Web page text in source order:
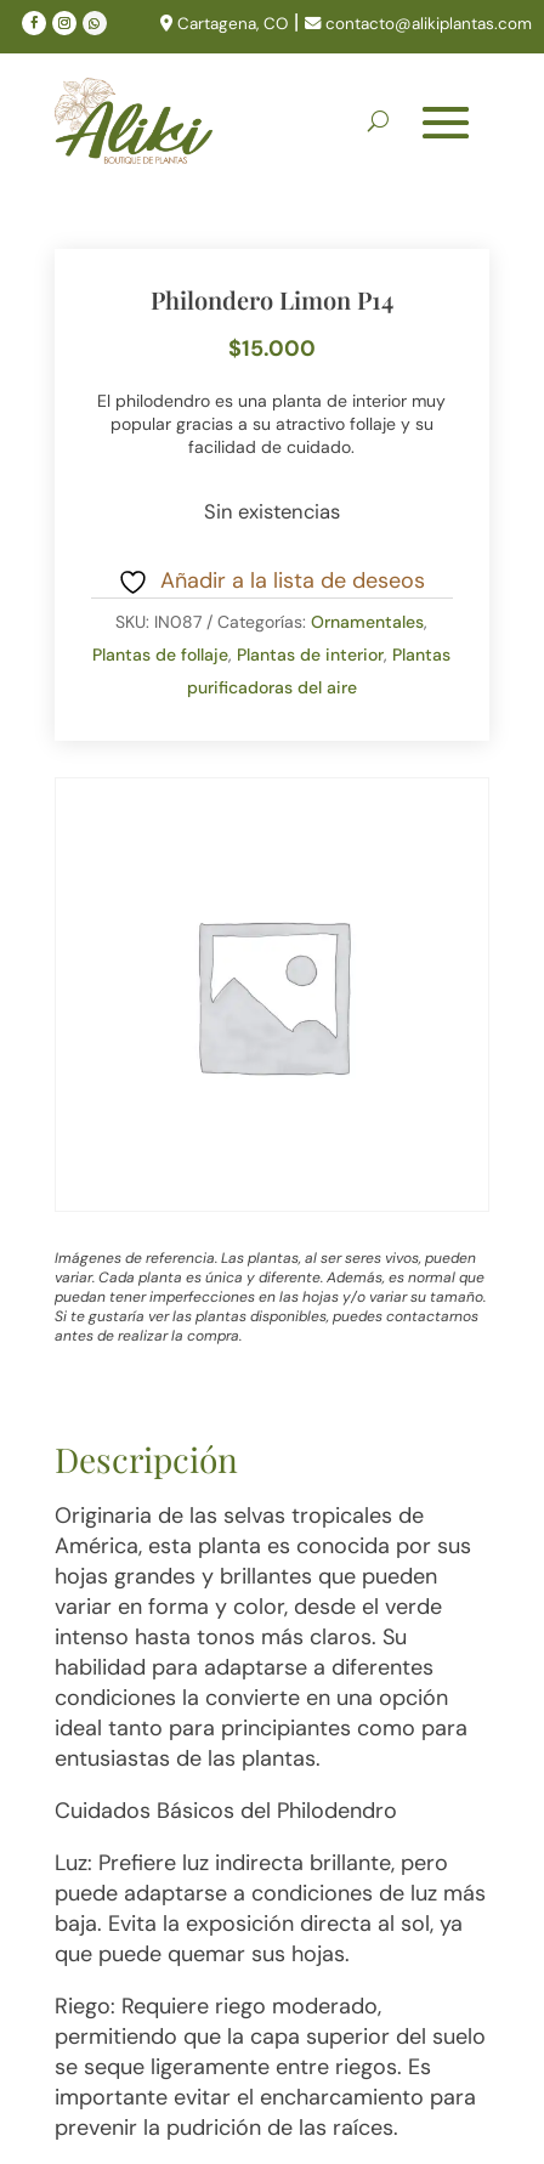
Cartagena, CO| contacto@alikiplantas.com
Imágenes de referencia. Las plantas, al ser seres vivos, pueden
variar. Cada planta es única y diferente. Además, es normal que
puedan tener imperfecciones en las hojas y/o variar su tamaño.
Si te gustaría ver las plantas disponibles, puedes contactarnos
antes de realizar la compra.
Philondero Limon P14
$15.000
El philodendro es una planta de interior muy
popular gracias a su atractivo follaje y su
facilidad de cuidado.
Sin existencias
Añadir a la lista de deseos
SKU: IN087 Categorías:Ornamentales,
Plantas de follaje, Plantas de interior, Plantas
purificadoras del aire
Descripción
Originaria de las selvas tropicales de
América, esta planta es conocida por sus
hojas grandes y brillantes que pueden
variar en forma y color, desde el verde
intenso hasta tonos más claros. Su
habilidad para adaptarse a diferentes
condiciones la convierte en una opción
ideal tanto para principiantes como para
entusiastas de las plantas.
Cuidados Básicos del Philodendro
Luz: Prefiere luz indirecta brillante, pero
puede adaptarse a condiciones de luz más
baja. Evita la exposición directa al sol, ya
que puede quemar sus hojas.
Riego: Requiere riego moderado,
permitiendo que la capa superior del suelo
se seque ligeramente entre riegos. Es
importante evitar el encharcamiento para
prevenir la pudrición de las raíces.